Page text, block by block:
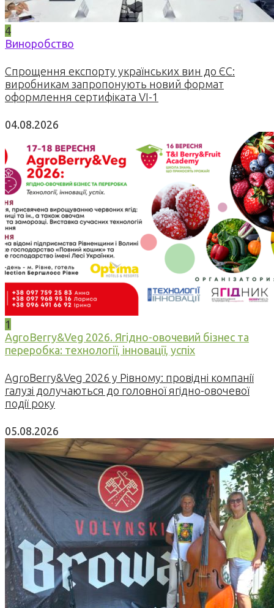
4
Виноробство
Спрощення експорту українських вин до ЄС:
виробникам запропонують новий формат
оформлення сертифіката VI-1
04.08.2026
1
AgroBerry&Veg 2026. Ягідно-овочевий бізнес та
переробка: технології, інновації, успіх
AgroBerry&Veg 2026 у Рівному: провідні компанії
галузі долучаються до головної ягідно-овочевої
події року
05.08.2026